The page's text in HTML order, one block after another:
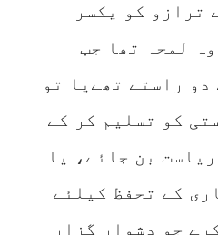
کو یکسر
لمحہ تھا جب
راستے تھےیا تو
کو تسلیم کر کے
بن جائے، یا
کے تحفظ کیلئے
جو دشوار گزار